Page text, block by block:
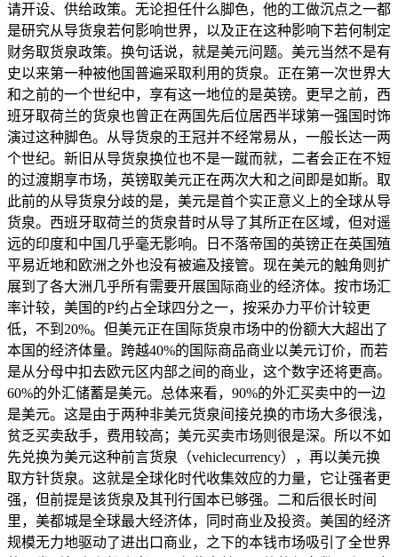
请开设、供给政策。无论担任什么脚色，他的工做沉点之一都
是研究从导货泉若何影响世界，以及正在这种影响下若何制定
财务取货泉政策。换句话说，就是美元问题。美元当然不是有
史以来第一种被他国普遍采取利用的货泉。正在第一次世界大
和之前的一个世纪中，享有这一地位的是英镑。更早之前，西
班牙取荷兰的货泉也曾正在两国先后位居西半球第一强国时饰
演过这种脚色。从导货泉的王冠并不经常易从，一般长达一两
个世纪。新旧从导货泉换位也不是一蹴而就，二者会正在不短
的过渡期享市场，英镑取美元正在两次大和之间即是如斯。取
此前的从导货泉分歧的是，美元是首个实正意义上的全球从导
货泉。西班牙取荷兰的货泉昔时从导了其所正在区域，但对遥
远的印度和中国几乎毫无影响。日不落帝国的英镑正在英国殖
平易近地和欧洲之外也没有被遍及接管。现在美元的触角则扩
展到了各大洲几乎所有需要开展国际商业的经济体。按市场汇
率计较，美国的P约占全球四分之一，按采办力平价计较更
低，不到20%。但美元正在国际货泉市场中的份额大大超出了
本国的经济体量。跨越40%的国际商品商业以美元订价，而若
是从分母中扣去欧元区内部之间的商业，这个数字还将更高。
60%的外汇储蓄是美元。总体来看，90%的外汇买卖中的一边
是美元。这是由于两种非美元货泉间接兑换的市场大多很浅，
贫乏买卖敌手，费用较高；美元买卖市场则很是深。所以不如
先兑换为美元这种前言货泉（vehiclecurrency），再以美元换
取方针货泉。这就是全球化时代收集效应的力量，它让强者更
强，但前提是该货泉及其刊行国本已够强。二和后很长时间
里，美都城是全球最大经济体，同时商业及投资。美国的经济
规模无力地驱动了进出口商业，之下的本钱市场吸引了全世界